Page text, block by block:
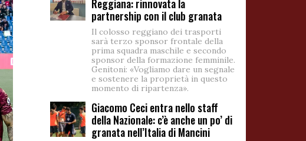
Reggiana: rinnovata la
partnership con il club granata
Il colosso reggiano dei trasporti
sarà terzo sponsor frontale della
prima squadra maschile e secondo
sponsor della formazione femminile.
Genitoni: «Vogliamo dare un segnale
e sostenere la proprietà in questo
momento di ripartenza».
Giacomo Ceci entra nello staff
della Nazionale: c’è anche un po’ di
granata nell’Italia di Mancini